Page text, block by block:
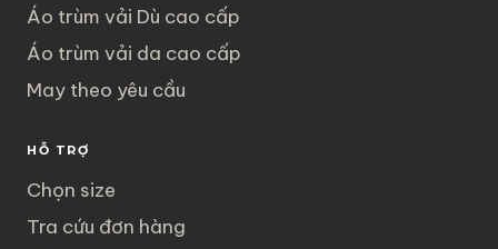
Áo trùm vải Dù cao cấp
Áo trùm vải da cao cấp
May theo yêu cầu
HỖ TRỢ
Chọn size
Tra cứu đơn hàng